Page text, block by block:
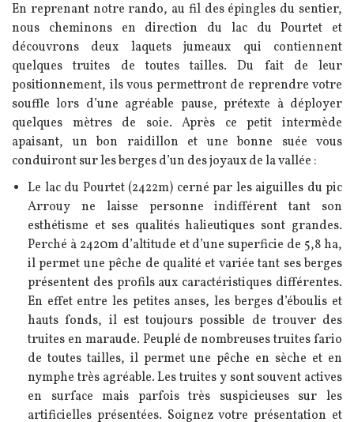
En reprenant notre rando, au fil des épingles du sentier,
nous cheminons en direction du lac du Pourtet et
découvrons deux laquets jumeaux qui contiennent
quelques truites de toutes tailles. Du fait de leur
positionnement, ils vous permettront de reprendre votre
souffle lors d’une agréable pause, prétexte à déployer
quelques mètres de soie. Après ce petit intermède
apaisant, un bon raidillon et une bonne suée vous
conduiront sur les berges d’un des joyaux de la vallée :
Le lac du Pourtet (2422m) cerné par les aiguilles du pic
Arrouy ne laisse personne indifférent tant son
esthétisme et ses qualités halieutiques sont grandes.
Perché à 2420m d’altitude et d’une superficie de 5,8 ha,
il permet une pêche de qualité et variée tant ses berges
présentent des profils aux caractéristiques différentes.
En effet entre les petites anses, les berges d’éboulis et
hauts fonds, il est toujours possible de trouver des
truites en maraude. Peuplé de nombreuses truites fario
de toutes tailles, il permet une pêche en sèche et en
nymphe très agréable. Les truites y sont souvent actives
en surface mais parfois très suspicieuses sur les
artificielles présentées. Soignez votre présentation et